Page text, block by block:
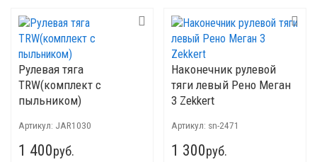
Рулевая тяга
TRW(комплект с
пыльником)
Артикул: JAR1030
1 400руб.
Наконечник рулевой
тяги левый Рено Меган
3 Zekkert
Артикул: sn-2471
1 300руб.